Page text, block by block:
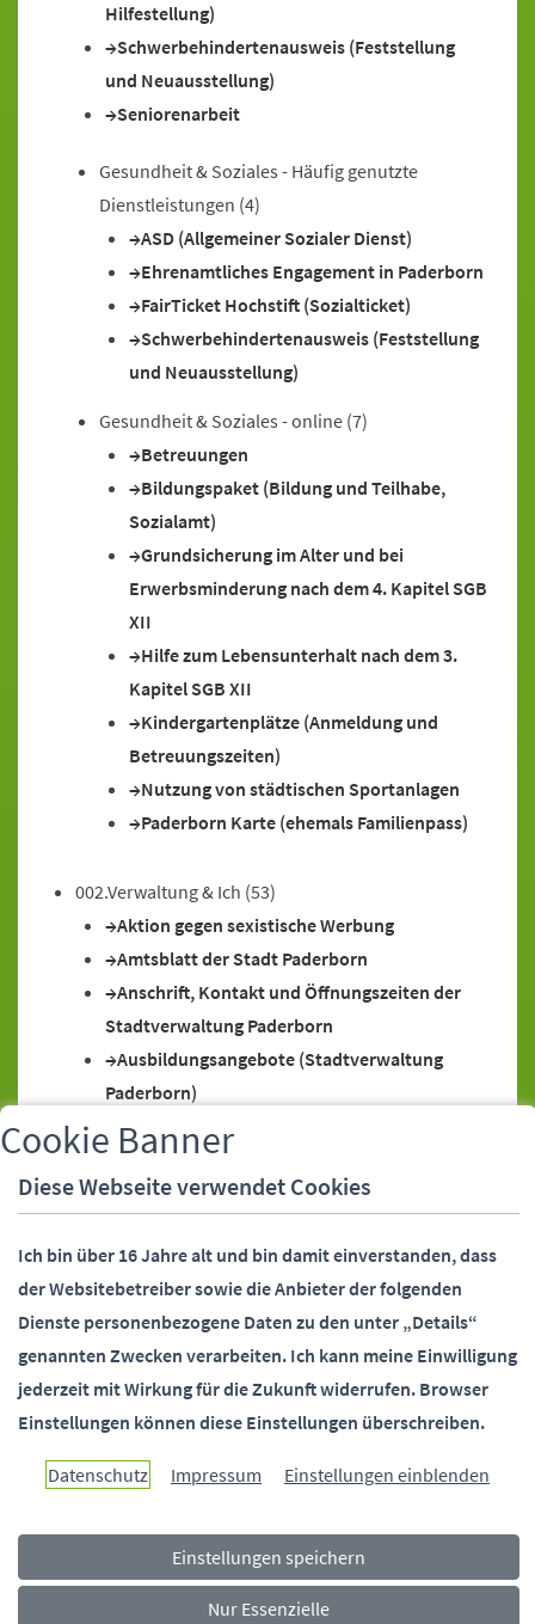
Hilfestellung)
Schwerbehindertenausweis (Feststellung
und Neuausstellung)
Seniorenarbeit
Gesundheit & Soziales - Häufig genutzte
Dienstleistungen (4)
ASD (Allgemeiner Sozialer Dienst)
Ehrenamtliches Engagement in Paderborn
FairTicket Hochstift (Sozialticket)
Schwerbehindertenausweis (Feststellung
und Neuausstellung)
Gesundheit & Soziales - online (7)
Betreuungen
Bildungspaket (Bildung und Teilhabe,
Sozialamt)
Grundsicherung im Alter und bei
Erwerbsminderung nach dem 4. Kapitel SGB
XII
Hilfe zum Lebensunterhalt nach dem 3.
Kapitel SGB XII
Kindergartenplätze (Anmeldung und
Betreuungszeiten)
Nutzung von städtischen Sportanlagen
Paderborn Karte (ehemals Familienpass)
002.Verwaltung & Ich (53)
Aktion gegen sexistische Werbung
Amtsblatt der Stadt Paderborn
Anschrift, Kontakt und Öffnungszeiten der
Stadtverwaltung Paderborn
Ausbildungsangebote (Stadtverwaltung
Paderborn)
Bankeinzugsermächtigung (SEPA-Lastschrift)
Bankeinzugsermächtigung (SEPA-Lastschrift),
Widerruf
Paderborn)
Behördennummer 115
Bundesfreiwilligendienst (Stadtverwaltung
Paderborn)
Bürgermeister (Stellvertreter)
Bürgermeister (Telefonsprechstunde)
Bürgermeister und Beigeordnete
(Kontaktdaten)
Ehrungen (Alters-, Ehejubiläen)
Cookie Banner
Diese Webseite verwendet Cookies
Ich bin über 16 Jahre alt und bin damit einverstanden, dass
der Websitebetreiber sowie die Anbieter der folgenden
Dienste personenbezogene Daten zu den unter „Details“
genannten Zwecken verarbeiten. Ich kann meine Einwilligung
jederzeit mit Wirkung für die Zukunft widerrufen. Browser
Einstellungen können diese Einstellungen überschreiben.
Datenschutz Impressum Einstellungen einblenden
Einstellungen speichern
Nur Essenzielle